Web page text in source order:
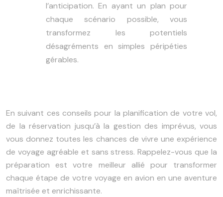
l’anticipation. En ayant un plan pour
chaque scénario possible, vous
transformez les potentiels
désagréments en simples péripéties
gérables.
En suivant ces conseils pour la planification de votre vol,
de la réservation jusqu’à la gestion des imprévus, vous
vous donnez toutes les chances de vivre une expérience
de voyage agréable et sans stress. Rappelez-vous que la
préparation est votre meilleur allié pour transformer
chaque étape de votre voyage en avion en une aventure
maîtrisée et enrichissante.